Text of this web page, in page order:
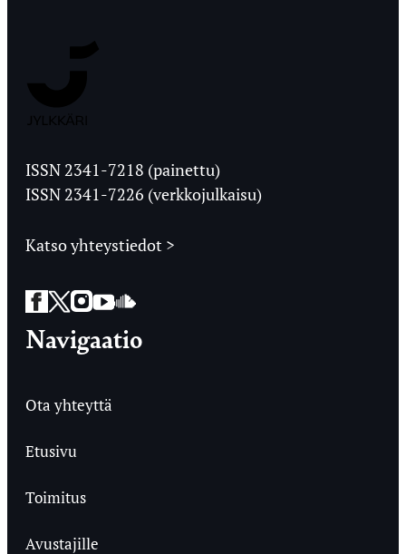
Ylioppilaslehti
ISSN 2341-7218 (painettu)
ISSN 2341-7226 (verkkojulkaisu)
Katso yhteystiedot >
Facebook
Twitter
Instagram
YouTube
SoundCloud
Navigaatio
Ota yhteyttä
Etusivu
Toimitus
Avustajille